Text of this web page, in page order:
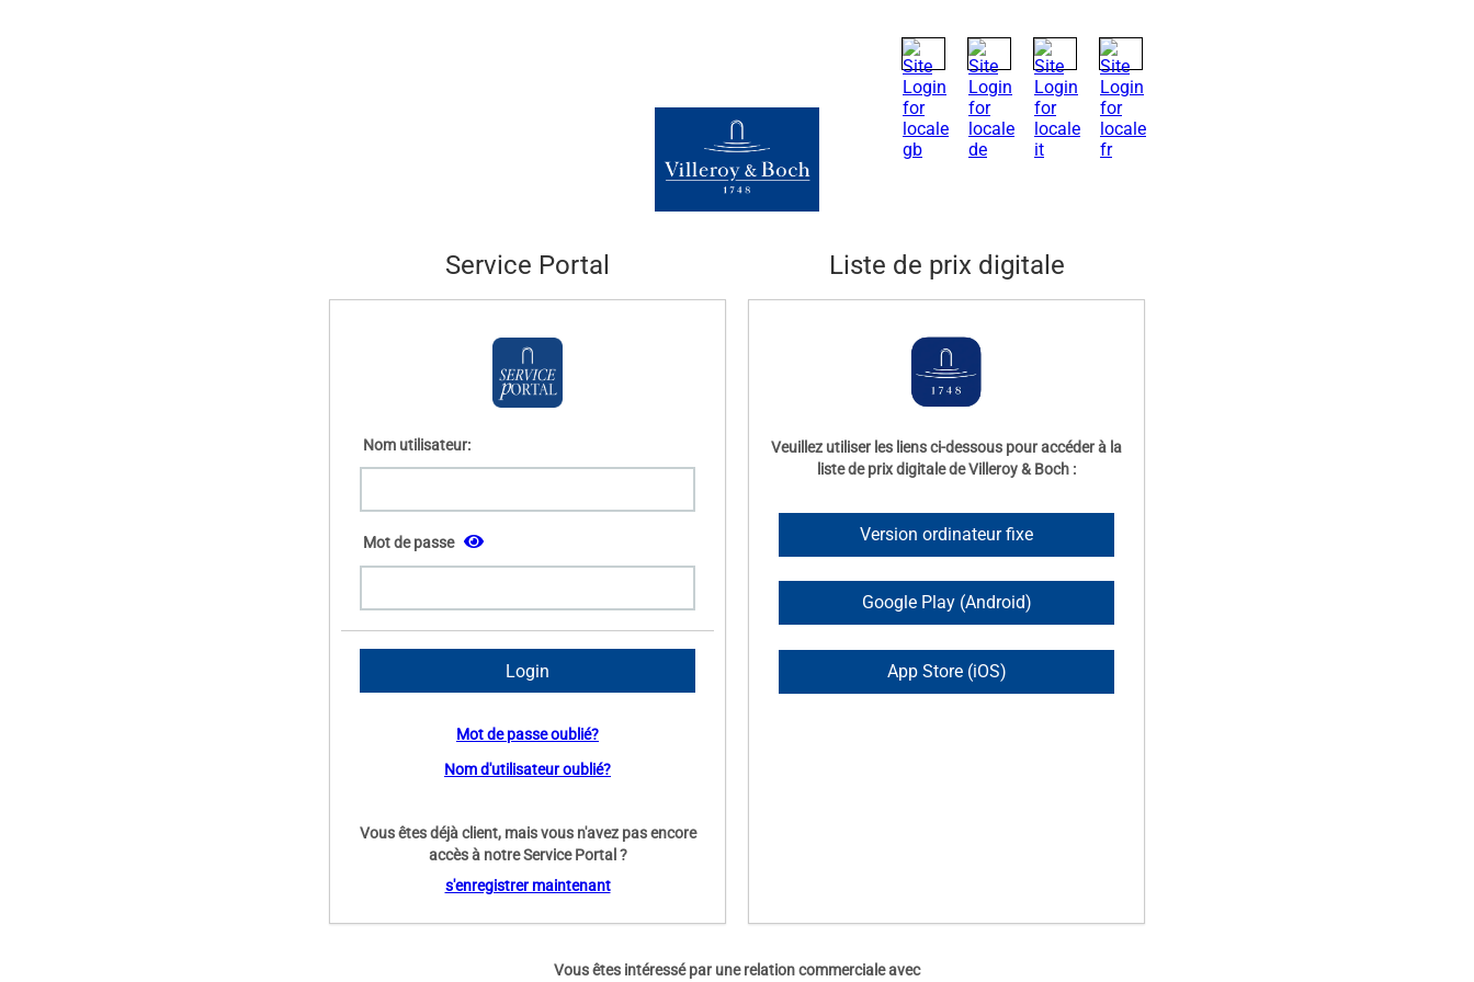
Service Portal
Nom utilisateur:
Mot de passe
Mot de passe oublié?
Nom d'utilisateur oublié?
Vous êtes déjà client, mais vous n'avez pas encore
accès à notre Service Portal ?
s'enregistrer maintenant
Liste de prix digitale
Veuillez utiliser les liens ci-dessous pour accéder à la
liste de prix digitale de Villeroy & Boch :
Version ordinateur fixe
Google Play (Android)
App Store (iOS)
Vous êtes intéressé par une relation commerciale avec